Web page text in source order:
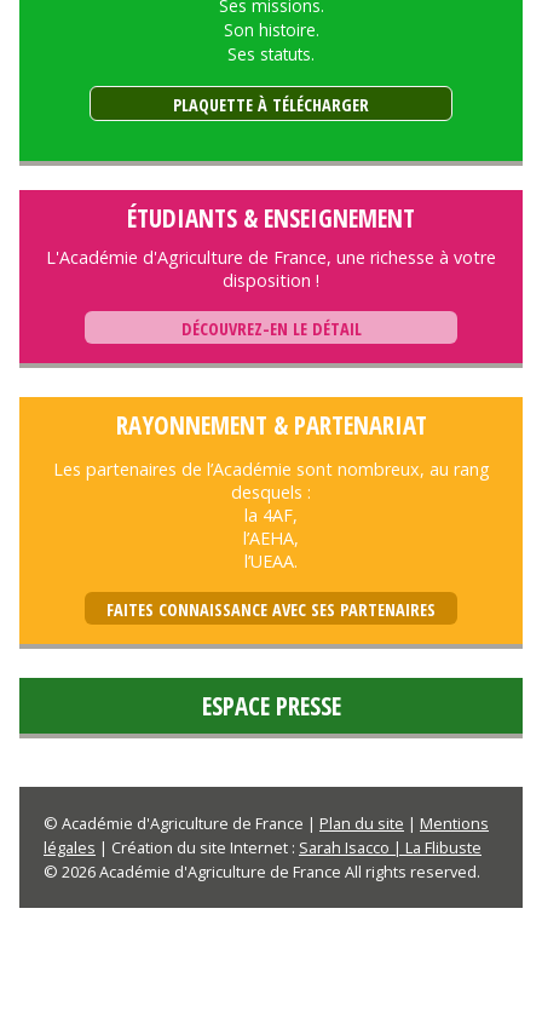
Ses missions.
Son histoire.
Ses statuts.
PLAQUETTE À TÉLÉCHARGER
ÉTUDIANTS & ENSEIGNEMENT
L'Académie d'Agriculture de France, une richesse à votre
disposition !
DÉCOUVREZ-EN LE DÉTAIL
RAYONNEMENT & PARTENARIAT
Les partenaires de l’Académie sont nombreux, au rang
desquels :
la 4AF,
l’AEHA,
l’UEAA.
FAITES CONNAISSANCE AVEC SES PARTENAIRES
ESPACE PRESSE
© Académie d'Agriculture de France | Plan du site | Mentions
légales | Création du site Internet : Sarah Isacco | La Flibuste
© 2026 Académie d'Agriculture de France All rights reserved.